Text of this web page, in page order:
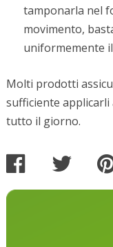
tamponarla nel
movimento,
uniformemente
Molti prodotti
sufficiente
tutto il giorno.